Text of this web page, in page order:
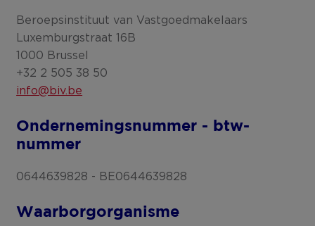
Beroepsinstituut van Vastgoedmakelaars
Luxemburgstraat 16B
1000 Brussel
+32 2 505 38 50
info@biv.be
Ondernemingsnummer - btw-
nummer
0644639828 - BE0644639828
Waarborgorganisme